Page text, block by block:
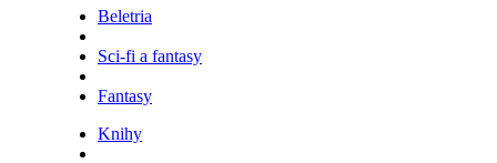
Beletria
Sci-fi a fantasy
Fantasy
Knihy